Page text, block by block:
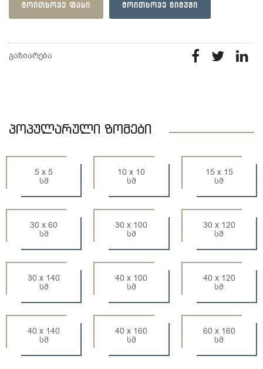
ᲛᲝᲘᲗᲮᲝᲕᲔ ᲤᲐᲡᲘ ᲛᲝᲘᲗᲮᲝᲕᲔ ᲜᲘᲛᲣᲨᲘ
გაზიარება
პოპულარული ზომები
5 x 5
სმ
10 x 10
სმ
15 x 15
სმ
30 x 60
სმ
30 x 100
სმ
30 x 120
სმ
30 x 140
სმ
40 x 100
სმ
40 x 120
სმ
40 x 140
სმ
40 x 160
სმ
60 x 160
სმ